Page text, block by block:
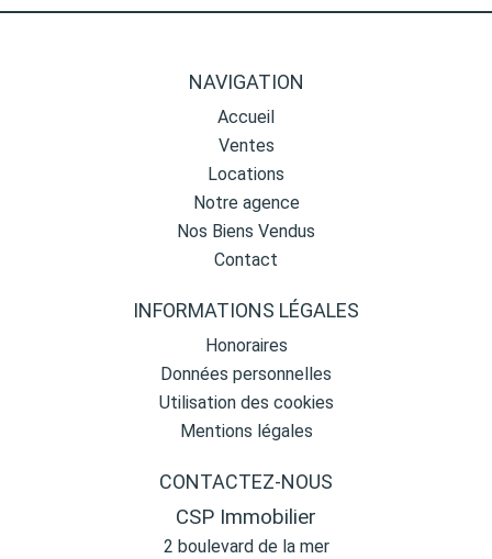
NAVIGATION
Accueil
Ventes
Locations
Notre agence
Nos Biens Vendus
Contact
INFORMATIONS LÉGALES
Honoraires
Données personnelles
Utilisation des cookies
Mentions légales
CONTACTEZ-NOUS
CSP Immobilier
2 boulevard de la mer